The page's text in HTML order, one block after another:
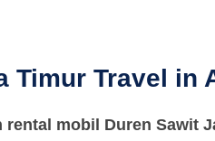
Timur Travel in
rental mobil Duren Sawit